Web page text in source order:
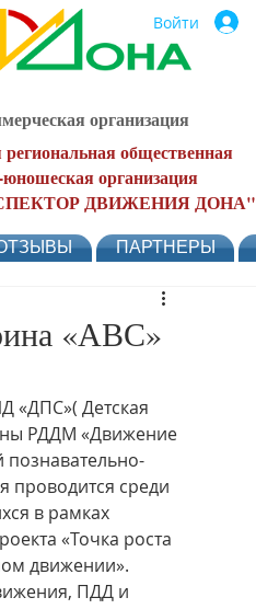
Войти
организация
региональная общественная
юношеская организация
ДВИЖЕНИЯ ДОНА"
ПАРТНЕРЫ
«АВС»
«ДПС»( Детская
РДДМ «Движение
познавательно-
проводится среди
в рамках
«Точка роста
движении».
ПДД и